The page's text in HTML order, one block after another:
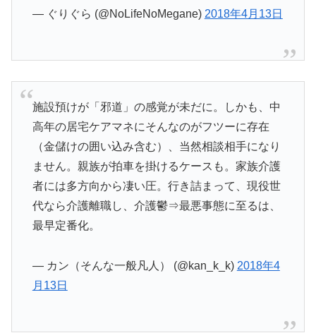
— ぐりぐら (@NoLifeNoMegane) 2018年4月13日
施設預けが「邪道」の感覚が未だに。しかも、中
高年の居宅ケアマネにそんなのがフツーに存在
（金儲けの囲い込み含む）、当然相談相手になり
ません。親族が拍車を掛けるケースも。家族介護
者には多方向から凄い圧。行き詰まって、現役世
代なら介護離職し、介護鬱⇒最悪事態に至るは、
最早定番化。
— カン（そんな一般凡人） (@kan_k_k) 2018年4
月13日